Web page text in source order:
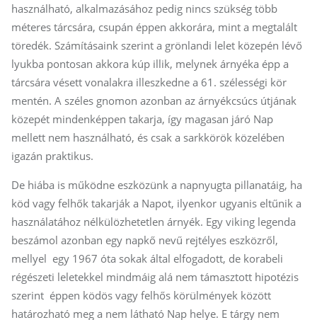
használható, alkalmazásához pedig nincs szükség több
méteres tárcsára, csupán éppen akkorára, mint a megtalált
töredék. Számításaink szerint a grönlandi lelet közepén lévő
lyukba pontosan akkora kúp illik, melynek árnyéka épp a
tárcsára vésett vonalakra illeszkedne a 61. szélességi kör
mentén. A széles gnomon azonban az árnyékcsúcs útjának
közepét mindenképpen takarja, így magasan járó Nap
mellett nem használható, és csak a sarkkörök közelében
igazán praktikus.
De hiába is működne eszközünk a napnyugta pillanatáig, ha
köd vagy felhők takarják a Napot, ilyenkor ugyanis eltűnik a
használatához nélkülözhetetlen árnyék. Egy viking legenda
beszámol azonban egy napkő nevű rejtélyes eszközről,
mellyel ­ egy 1967 óta sokak által elfogadott, de korabeli
régészeti leletekkel mindmáig alá nem támasztott hipotézis
szerint ­ éppen ködös vagy felhős körülmények között
határozható meg a nem látható Nap helye. E tárgy nem